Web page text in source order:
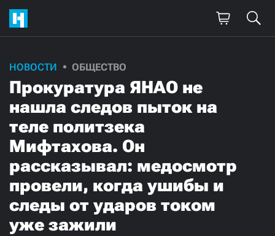
НОВОСТИ ОБЩЕСТВО
Прокуратура ЯНАО не
нашла следов пыток на
теле политзека
Мифтахова. Он
рассказывал: медосмотр
провели, когда ушибы и
следы от ударов током
уже зажили